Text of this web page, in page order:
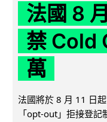
法國 8
禁 Cold
萬
法國將於 8 月 11 日
「opt-out」拒接登